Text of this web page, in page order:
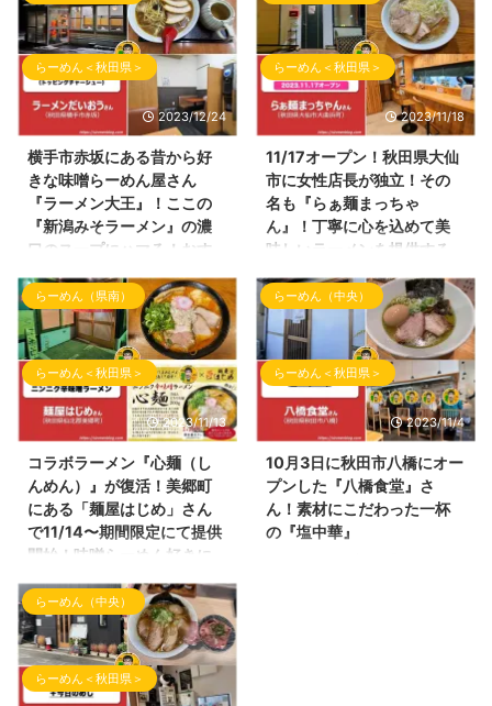
らーめん＜秋田県＞
2023/12/24
横手市赤坂にある昔から好
きな味噌らーめん屋さん
『ラーメン大王』！ここの
『新潟みそラーメン』の濃
口のスープにハマる！おす
こんばんわ！ 久しぶりのブログ
『しんめんの旅』の投稿となりま
した。 今回は横手市赤坂にござ
いますラーメン屋さんへご訪問さ
せて頂きました！ 数年前、横手
市の仕事帰りではよくお世話にな
っていたお店！ 「ラーメンだい
おう」さんです！ ラーメンだい
おうさんの外観 らーめん屋さん
の場所 ラーメンだいおうさんの
場所は、 ヤマダデンキ テック
ランドNew横手店さんの近くに
てご参照ください。最寄駅はJR
横手駅となります。 ラーメン屋
さんの駐車場は、お店の正面に車
を駐車するスペースがあり ...
らーめん＜秋田県＞
2023/11/18
11/17オープン！秋田県大仙
市に女性店長が独立！その
名も『らぁ麺まっちゃ
ん』！丁寧に心を込めて美
味しいラーメンを提供する
こんにちわ！しんめんのブログの
お時間となりました！ 本日の投
稿は、2023年11月17日（金曜
日）にオープンしました大仙市の
ラーメン店さんの 試食会にご招
待して頂きましたので、お店の内
容・ラーメン情報を投稿していき
ます！ らぁ麺まっちゃんの外観
以前は、『居酒屋今野』さんの2
号店として営業していた 『ラー
メン結喜（ゆうき）』さんの店長
の松本さんが独立！おめでとうご
らーめん（県南）
らーめん＜秋田県＞
2023/11/13
コラボラーメン『心麺（し
んめん）』が復活！美郷町
にある「麺屋はじめ」さん
で11/14〜期間限定にて提供
開始！味噌らーめん好きに
めです！
雪が降る季節が到来中！かなり冷
え込んできましたね！ 本日の
『しんめんの旅』でご紹介するら
ーめんは、そんな冷え込んだ季節
らーめん（中央）
らーめん＜秋田県＞
2023/11/4
10月3日に秋田市八橋にオー
プンした『八橋食堂』さ
ん！素材にこだわった一杯
の『塩中華』
らーめん（中央）
らーめん＜秋田県＞